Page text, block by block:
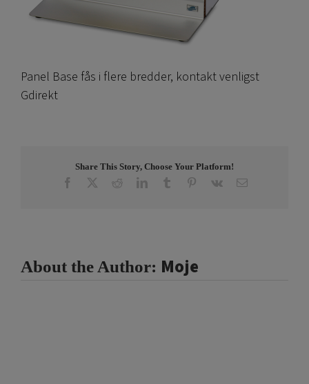
Panel Base fås i flere bredder, kontakt venligst
Gdirekt
Share This Story, Choose Your Platform!
Facebook RedditLinkedInTumblr Pinterest
Vk Email
About the Author: Moje